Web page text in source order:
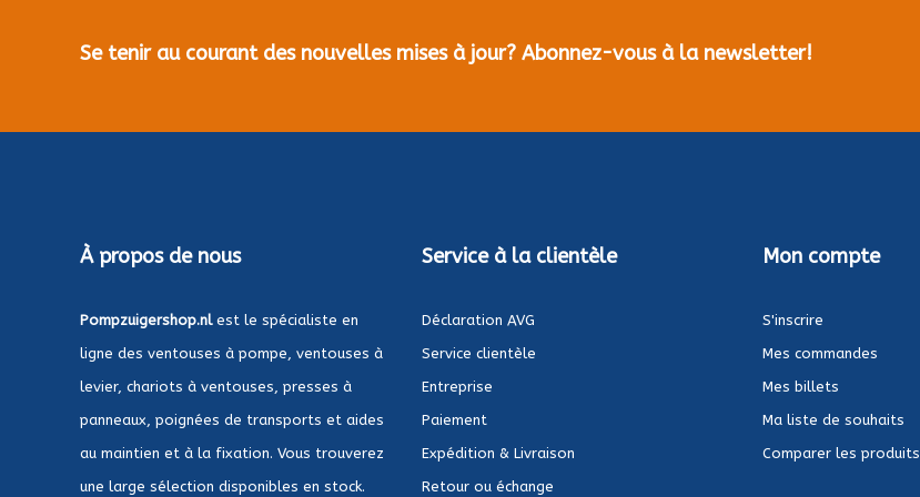
Se tenir au courant des nouvelles mises à jour? Abonnez-vous à la newsletter!
À propos de nous
Pompzuigershop.nlest le spécialiste en
ligne des ventouses à pompe, ventouses à
levier, chariots à ventouses, presses à
panneaux, poignées de transports et aides
au maintien et à la fixation. Vous trouverez
une large sélection disponibles en stock.
Service à la clientèle
Déclaration AVG
Service clientèle
Entreprise
Paiement
Expédition & Livraison
Retour ou échange
Mon compte
S'inscrire
Mes commandes
Mes billets
Ma liste de souhaits
Comparer les produits